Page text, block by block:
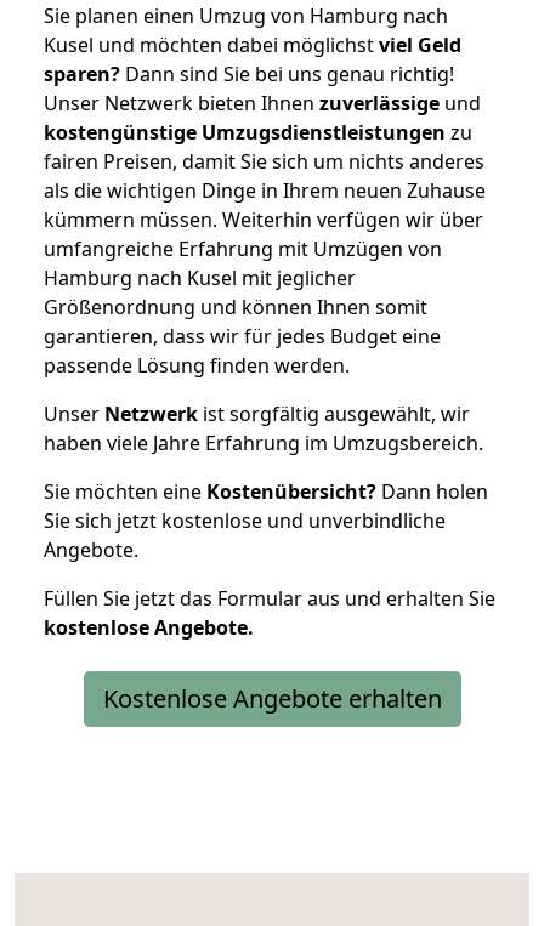
Sie planen einen Umzug von Hamburg nach
Kusel und möchten dabei möglichstviel Geld
sparen? Dann sind Sie bei uns genau richtig!
Unser Netzwerk bieten Ihnen zuverlässige und
kostengünstige Umzugsdienstleistungen zu
fairen Preisen, damit Sie sich um nichts anderes
als die wichtigen Dinge in Ihrem neuen Zuhause
kümmern müssen. Weiterhin verfügen wir über
umfangreiche Erfahrung mit Umzügen von
Hamburg nach Kusel mit jeglicher
Größenordnung und können Ihnen somit
garantieren, dass wir für jedes Budget eine
passende Lösung finden werden.
Unser Netzwerk ist sorgfältig ausgewählt, wir
haben viele Jahre Erfahrung im Umzugsbereich.
Sie möchten eine Kostenübersicht? Dann holen
Sie sich jetzt kostenlose und unverbindliche
Angebote.
Füllen Sie jetzt das Formular aus und erhalten Sie
kostenloseAngebote.
Kostenlose Angebote erhalten